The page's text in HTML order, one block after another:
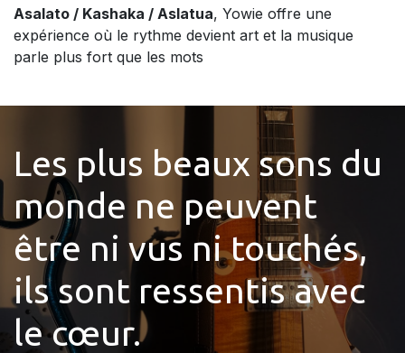
Asalato / Kashaka / Aslatua, Yowie offre une
expérience où le rythme devient art et la musique
parle plus fort que les mots
Les plus beaux sons du
monde ne peuvent
être ni vus ni touchés,
ils sont ressentis avec
le cœur.